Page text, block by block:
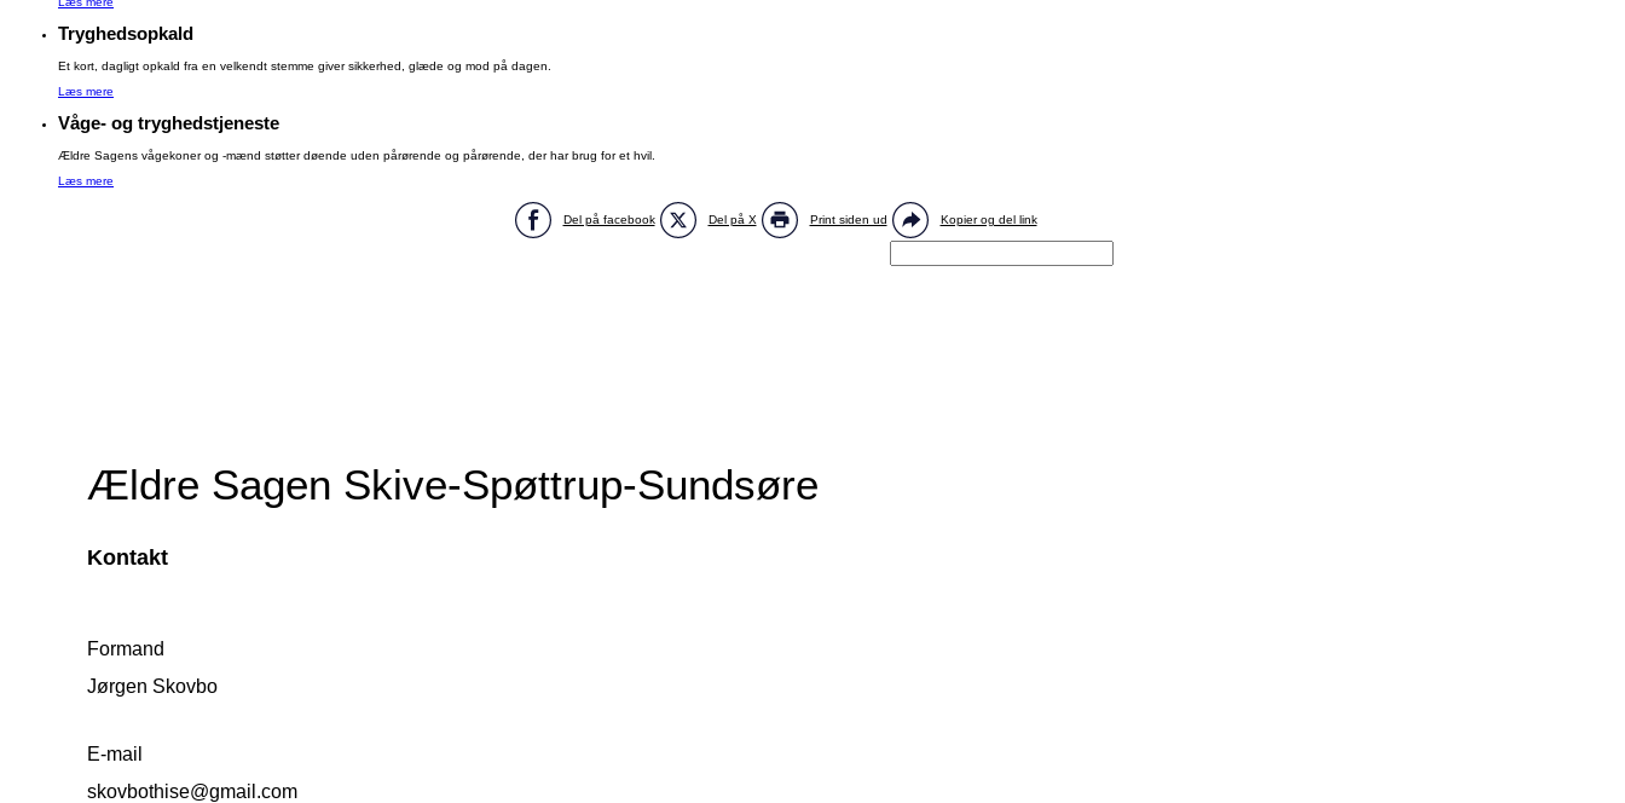
Tryghedsopkald
Et kort, dagligt opkald fra en velkendt stemme giver sikkerhed, glæde og mod på dagen.
Læs mere
Våge- og tryghedstjeneste
Ældre Sagens vågekoner og -mænd støtter døende uden pårørende og pårørende, der har brug for et hvil.
Læs mere
Del på facebook Del på X Print siden ud Kopier og del link
Ældre Sagen Skive-Spøttrup-Sundsøre
Kontakt
Formand
Jørgen Skovbo
E-mail
skovbothise@gmail.com